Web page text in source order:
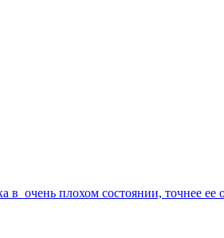
очень плохом состоянии, точнее ее